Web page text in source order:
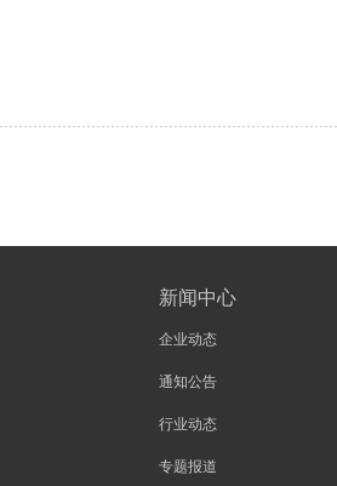
新闻中心
企业动态
通知公告
行业动态
专题报道